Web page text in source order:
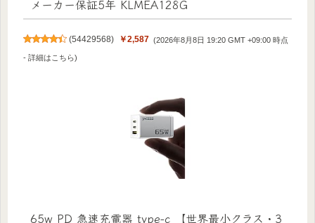
メーカー保証5年 KLMEA128G
(54429568) ￥2,587 (2026年8月8日 19:20 GMT +09:00 時点
- 詳細はこちら)
65w PD 急速充電器 type-c 【世界最小クラス・3